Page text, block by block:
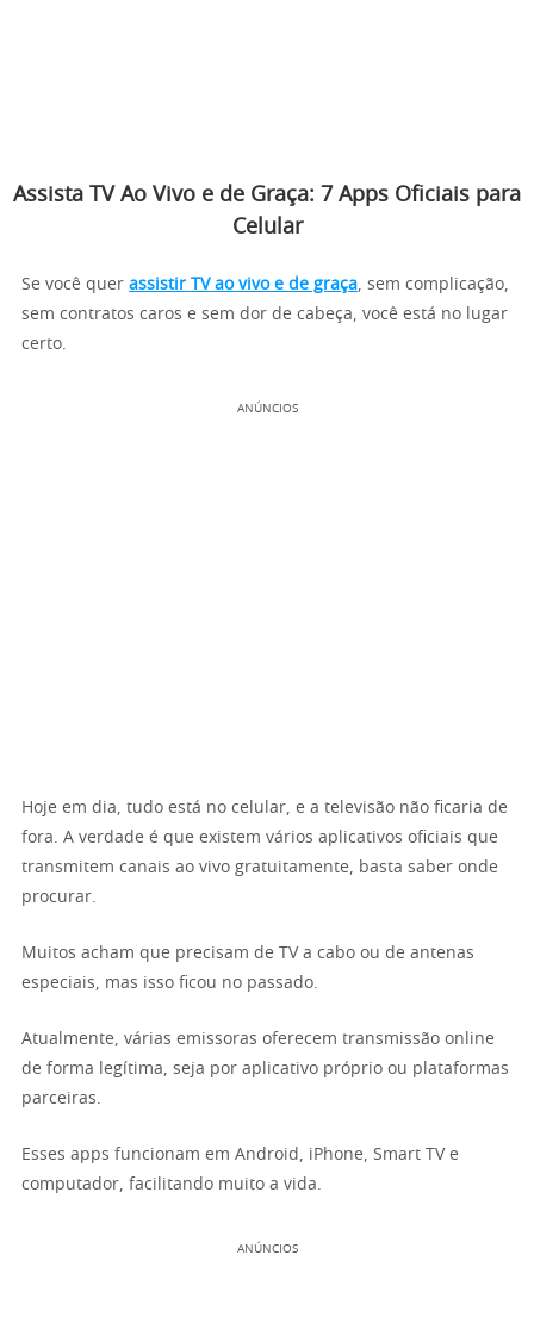
Assista TV Ao Vivo e de Graça: 7 Apps Oficiais para
Celular
Se você quer assistir TV ao vivo e de graça, sem complicação,
sem contratos caros e sem dor de cabeça, você está no lugar
certo.
ANÚNCIOS
Hoje em dia, tudo está no celular, e a televisão não ficaria de
fora. A verdade é que existem vários aplicativos oficiais que
transmitem canais ao vivo gratuitamente, basta saber onde
procurar.
Muitos acham que precisam de TV a cabo ou de antenas
especiais, mas isso ficou no passado.
Atualmente, várias emissoras oferecem transmissão online
de forma legítima, seja por aplicativo próprio ou plataformas
parceiras.
Esses apps funcionam em Android, iPhone, Smart TV e
computador, facilitando muito a vida.
ANÚNCIOS